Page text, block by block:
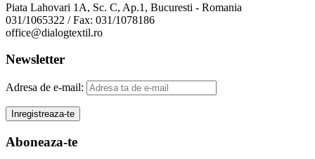
Piata Lahovari 1A, Sc. C, Ap.1, Bucuresti - Romania
031/1065322 / Fax: 031/1078186
office@dialogtextil.ro
Newsletter
Adresa de e-mail:
Aboneaza-te